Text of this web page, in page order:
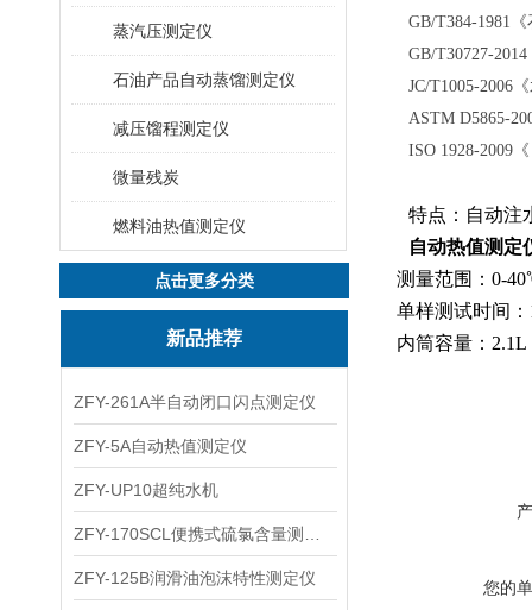
蒸汽压测定仪
石油产品自动蒸馏测定仪
减压馏程测定仪
微量残炭
燃料油热值测定仪
点击更多分类
新品推荐
ZFY-261A半自动闭口闪点测定仪
ZFY-5A自动热值测定仪
ZFY-UP10超纯水机
ZFY-125B润滑油泡沫特性测定仪
GB/T384-1981
GB/T30727-
JC/T1005-2006
ASTM D5865-
ISO 1928-2009
特点：自动注
自动热值测定
测量范围：
单样测试时
内筒容量
您的